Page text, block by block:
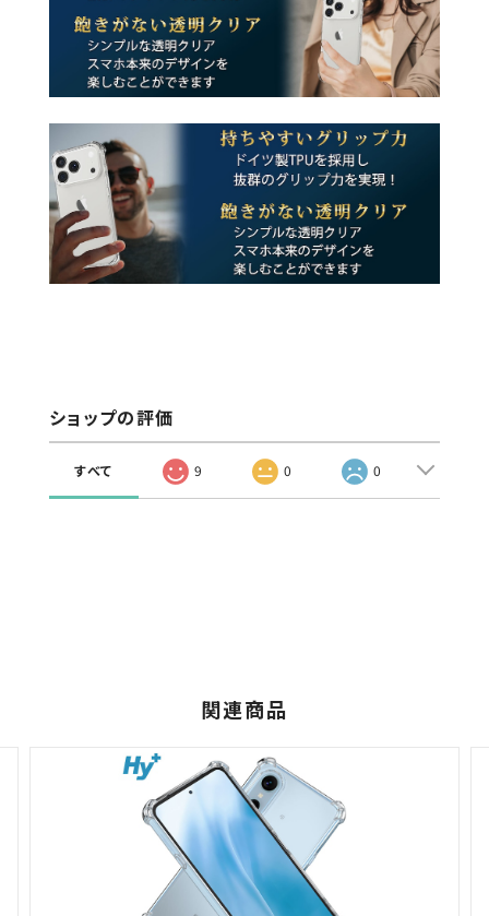
ショップの評価
すべて 9 0 0
関連商品